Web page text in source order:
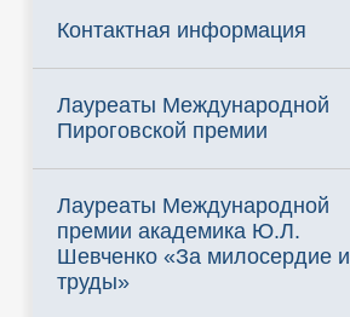
Контактная информация
Лауреаты Международной
Пироговской премии
Лауреаты Международной
премии академика Ю.Л.
Шевченко «За милосердие и
труды»